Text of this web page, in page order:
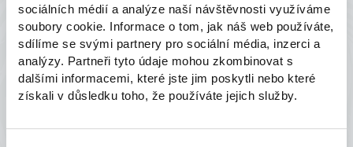
sociálních médií a analýze naší návštěvnosti využíváme
soubory cookie. Informace o tom, jak náš web používáte,
sdílíme se svými partnery pro sociální média, inzerci a
analýzy. Partneři tyto údaje mohou zkombinovat s
dalšími informacemi, které jste jim poskytli nebo které
získali v důsledku toho, že používáte jejich služby.